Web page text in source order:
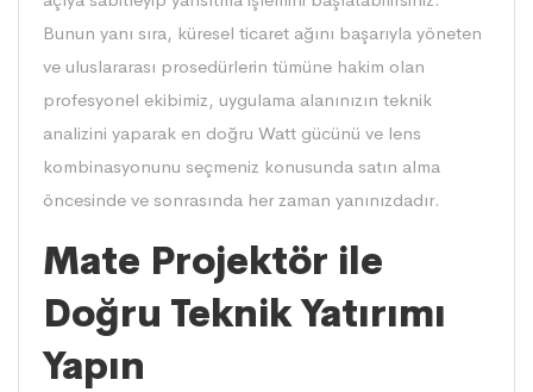
Bunun yanı sıra, küresel ticaret ağını başarıyla yöneten
ve uluslararası prosedürlerin tümüne hakim olan
profesyonel ekibimiz, uygulama alanınızın teknik
analizini yaparak en doğru Watt gücünü ve lens
kombinasyonunu seçmeniz konusunda satın alma
öncesinde ve sonrasında her zaman yanınızdadır.
Mate Projektör ile
Doğru Teknik Yatırımı
Yapın